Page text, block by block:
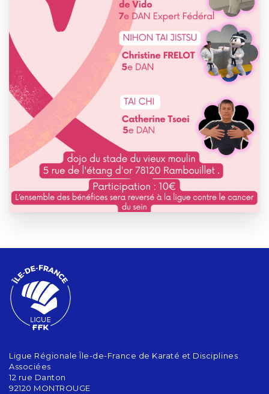
Ligue Régionale Île-de-France de Karaté et Disciplines
Associées
12 rue Danton
92120 MONTROUGE